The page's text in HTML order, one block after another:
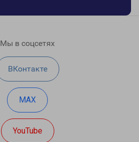
Мы в соцсетях
ВКонтакте
MAX
YouTube